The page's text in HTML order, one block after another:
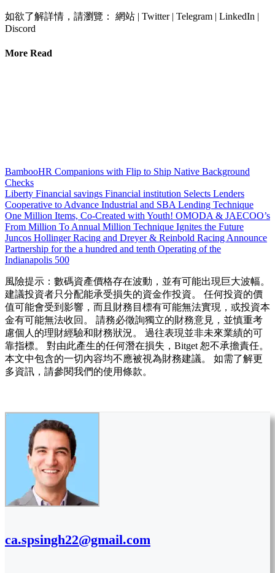
如欲了解詳情，請瀏覽： 網站 | Twitter | Telegram | LinkedIn |
Discord
More Read
BambooHR Companions with Flip to Ship Native Background
Checks
Liberty Financial savings Financial institution Selects Lenders
Cooperative to Advance Industrial and SBA Lending Technique
One Million Items, Co-Created with Youth! OMODA & JAECOO’s
From Million To Annual Million Technique Ignites the Future
Juncos Hollinger Racing and Dreyer & Reinbold Racing Announce
Partnership for the a hundred and tenth Operating of the
Indianapolis 500
風險提示：數碼資產價格存在波動，並有可能出現巨大波幅。
建議投資者只分配能承受損失的資金作投資。 任何投資的價
值可能會受到影響，而且財務目標有可能無法實現，或投資本
金有可能無法收回。 請務必徵詢獨立的財務意見，並慎重考
慮個人的理財經驗和財務狀況。 過往表現並非未來業績的可
靠指標。 對由此產生的任何潛在損失，Bitget 恕不承擔責任。
本文中包含的一切內容均不應被視為財務建議。 如需了解更
多資訊，請參閱我們的使用條款。
ca.spsingh22@gmail.com